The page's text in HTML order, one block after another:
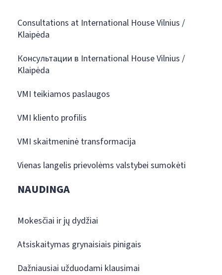
Consultations at International House Vilnius /
Klaipėda
Консультации в International House Vilnius /
Klaipėda
VMI teikiamos paslaugos
VMI kliento profilis
VMI skaitmeninė transformacija
Vienas langelis prievolėms valstybei sumokėti
NAUDINGA
Mokesčiai ir jų dydžiai
Atsiskaitymas grynaisiais pinigais
Dažniausiai užduodami klausimai